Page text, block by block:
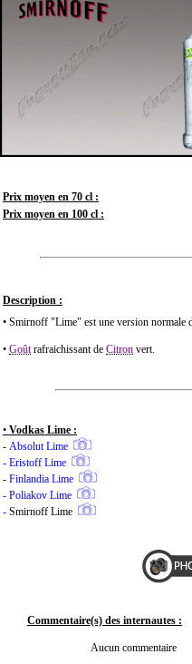
Prix moyen en 70 cl :
Prix moyen en 100 cl :
Description :
• Smirnoff "Lime" est une version normale
• Goût rafraichissantde Citron vert.
• Vodkas Lime :
- Absolut Lime
- Eristoff Lime
- Finlandia Lime
- Poliakov Lime
- Smirnoff Lime
Commentaire(s) des internautes :
Aucun commentaire